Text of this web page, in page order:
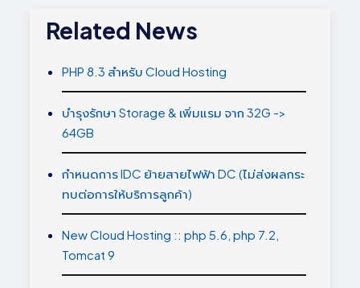
Related News
PHP 8.3 สำหรับ Cloud Hosting
บำรุงรักษา Storage & เพิ่มแรม จาก 32G ->
64GB
กำหนดการ IDC ย้ายสายไฟฟ้า DC (ไม่ส่งผลกระ
ทบต่อการให้บริการลูกค้า)
New Cloud Hosting :: php 5.6, php 7.2,
Tomcat 9